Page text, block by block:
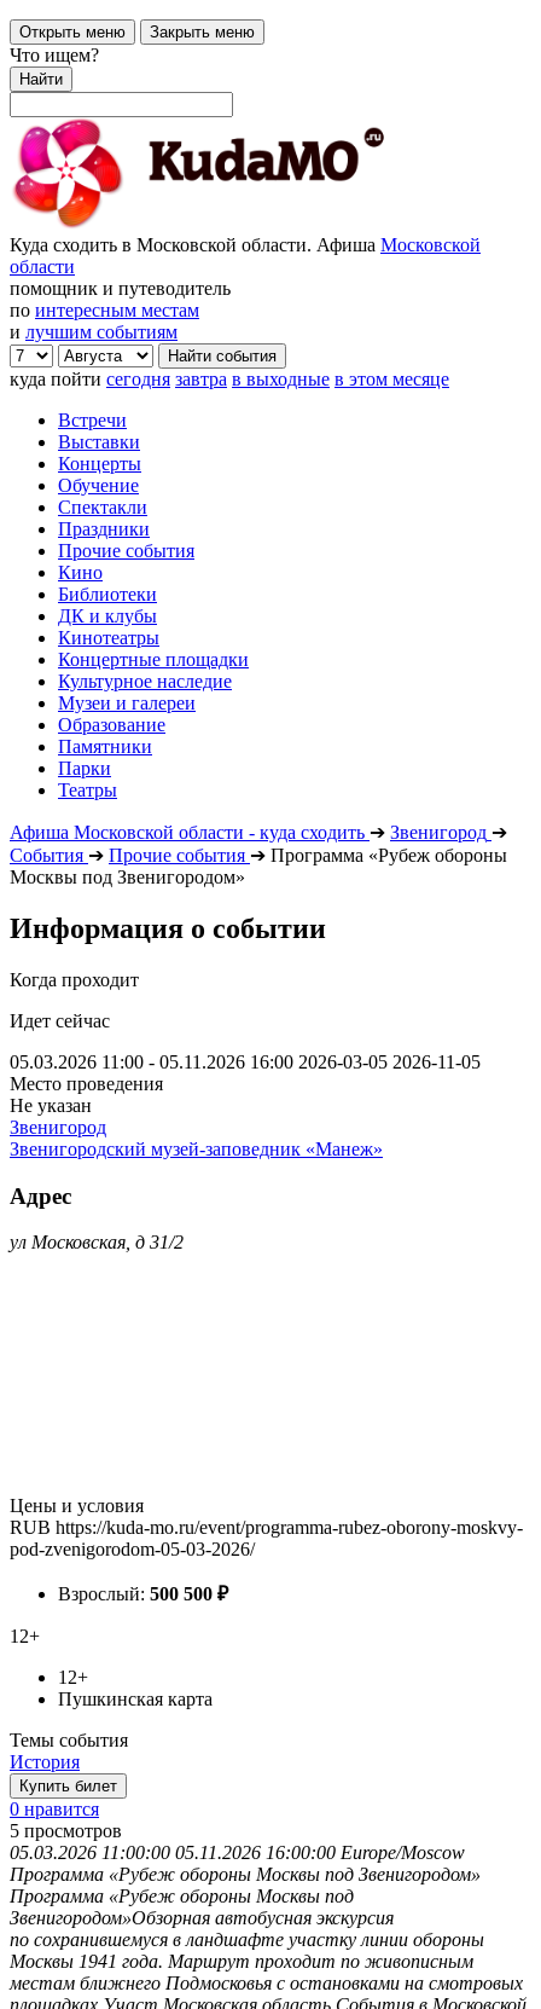
Открыть меню Закрыть меню
Что ищем?
Найти
Куда сходить в Московской области. Афиша Московской
области
помощник и путеводитель
по интересным местам
и лучшим событиям
куда пойти сегодня завтра в выходные в этом месяце
Встречи
Выставки
Концерты
Обучение
Спектакли
Праздники
Прочие события
Кино
Библиотеки
ДК и клубы
Кинотеатры
Концертные площадки
Культурное наследие
Музеи и галереи
Образование
Памятники
Парки
Театры
Афиша Московской области - куда сходить ➔ Звенигород ➔
События ➔ Прочие события ➔ Программа «Рубеж обороны
Москвы под Звенигородом»
Информация о событии
Когда проходит
Идет сейчас
05.03.2026 11:00 - 05.11.2026 16:00 2026-03-05 2026-11-05
Место проведения
Не указан
Звенигород
Звенигородский музей-заповедник «Манеж»
Адрес
ул Московская, д 31/2
Цены и условия
RUB https://kuda-mo.ru/event/programma-rubez-oborony-moskvy-
pod-zvenigorodom-05-03-2026/
Взрослый: 500 500 ₽
12+
12+
Пушкинская карта
Темы события
История
Купить билет
0 нравится
5 просмотров
05.03.2026 11:00:00 05.11.2026 16:00:00 Europe/Moscow
Программа «Рубеж обороны Москвы под Звенигородом»
Программа «Рубеж обороны Москвы под
Звенигородом»Обзорная автобусная экскурсия
по сохранившемуся в ландшафте участку линии обороны
Москвы 1941 года. Маршрут проходит по живописным
местам ближнего Подмосковья с остановками на смотровых